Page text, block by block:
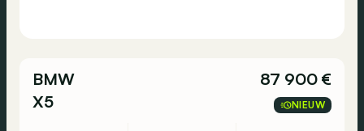
BMW
X5
87 900 €
NIEUW